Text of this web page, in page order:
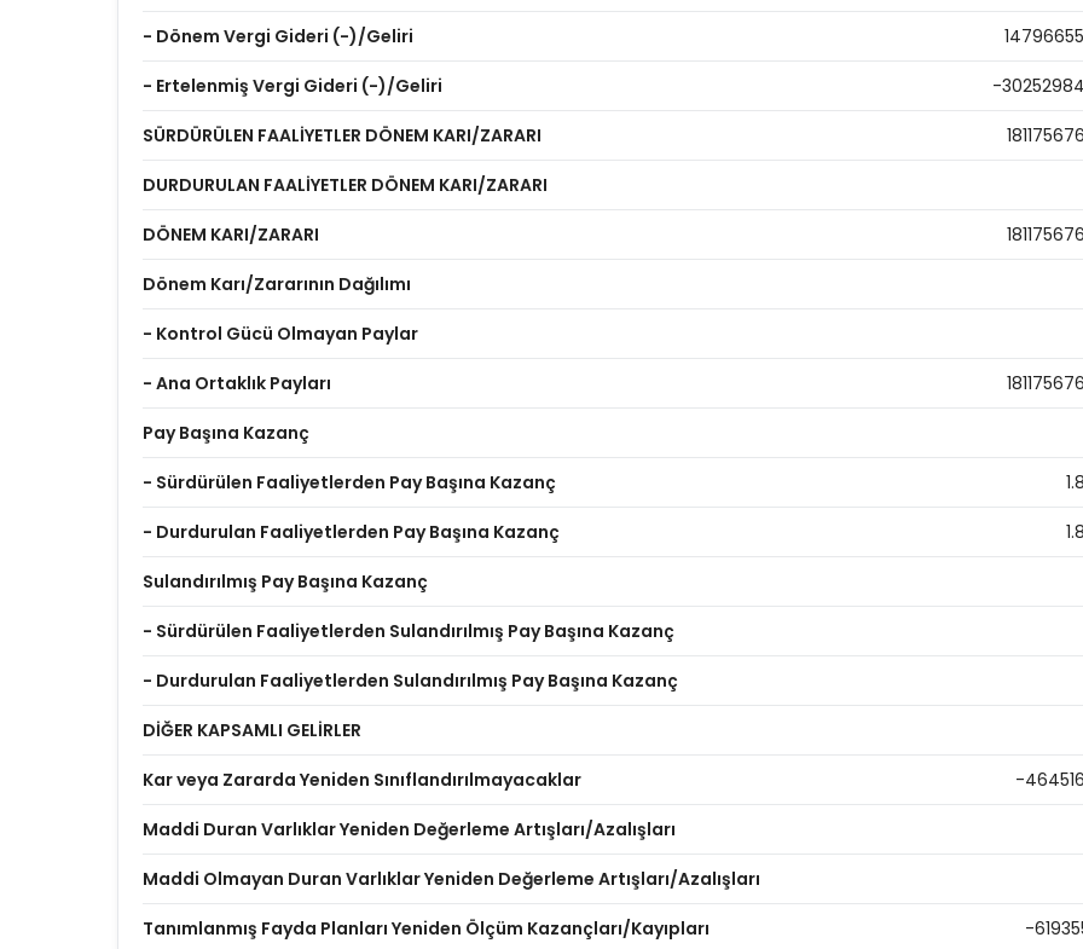
- Dönem Vergi Gideri (-)/Geliri
- Ertelenmiş Vergi Gideri (-)/Geliri -
SÜRDÜRÜLEN FAALİYETLER DÖNEM KARI/ZARARI
DURDURULAN FAALİYETLER DÖNEM KARI/ZARARI
DÖNEM KARI/ZARARI
Dönem Karı/Zararının Dağılımı
- Kontrol Gücü Olmayan Paylar
- Ana Ortaklık Payları
Pay Başına Kazanç
- Sürdürülen Faaliyetlerden Pay Başına Kazanç
- Durdurulan Faaliyetlerden Pay Başına Kazanç
Sulandırılmış Pay Başına Kazanç
- Sürdürülen Faaliyetlerden Sulandırılmış Pay Başına Kazanç
- Durdurulan Faaliyetlerden Sulandırılmış Pay Başına Kazanç
DİĞER KAPSAMLI GELİRLER
Kar veya Zararda Yeniden Sınıflandırılmayacaklar -
Maddi Duran Varlıklar Yeniden Değerleme Artışları/Azalışları
Maddi Olmayan Duran Varlıklar Yeniden Değerleme Artışları/Azalışları
Tanımlanmış Fayda Planları Yeniden Ölçüm Kazançları/Kayıpları -